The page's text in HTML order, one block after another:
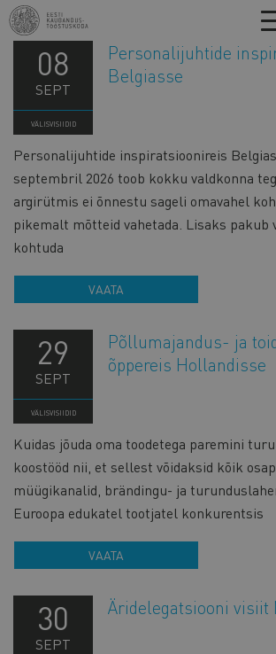
Liigu
edasi
põhisisu08
SEPT
VÄLISVISIIDID
Personalijuhtide
Belgiasse
Personalijuhtide inspiratsioonireis
septembril 2026 toob kokku valdkonna
argirütmis ei õnnestu sageli omavahel
pikemalt mõtteid vahetada. Lisaks pakub
kohtuda
VAATA
29
SEPT
VÄLISVISIIDID
Põllumajandus- ja
õppereis Hollandisse
Kuidas jõuda oma toodetega paremini
koostööd nii, et sellest võidaksid kõik
müügikanalid, brändingu- ja
Euroopa edukatel tootjatel konkurentsis
VAATA
30
SEPT
Äridelegatsiooni visiit